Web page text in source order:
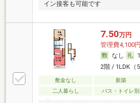
イン接客も可能です
7.50万円
管理費4,100円
なし
2階 / 1LDK（
敷金なし 新築
二人暮らし
バス・トイレ別